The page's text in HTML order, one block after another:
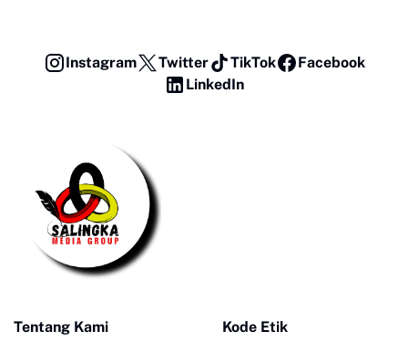
Instagram Twitter TikTok
Facebook
LinkedIn
Tentang Kami Kode Etik